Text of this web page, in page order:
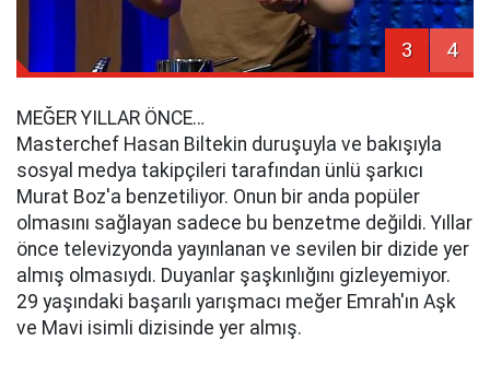
3 4
MEĞER YILLAR ÖNCE…
Masterchef Hasan Biltekin duruşuyla ve bakışıyla
sosyal medya takipçileri tarafından ünlü şarkıcı
Murat Boz'a benzetiliyor. Onun bir anda popüler
olmasını sağlayan sadece bu benzetme değildi. Yıllar
önce televizyonda yayınlanan ve sevilen bir dizide yer
almış olmasıydı. Duyanlar şaşkınlığını gizleyemiyor.
29 yaşındaki başarılı yarışmacı meğer Emrah'ın Aşk
ve Mavi isimli dizisinde yer almış.